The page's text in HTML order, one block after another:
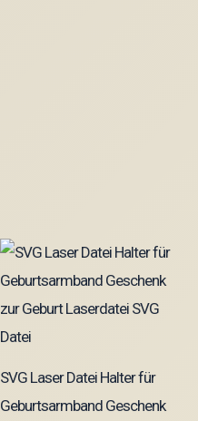
SVG Laser Datei Halter für
Geburtsarmband Geschenk